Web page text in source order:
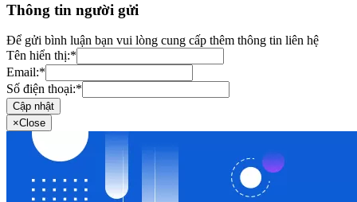
Thông tin người gửi
Để gửi bình luận bạn vui lòng cung cấp thêm thông tin liên hệ
Tên hiển thị:*
Email:*
Số điện thoại:*
Cập nhật
×Close